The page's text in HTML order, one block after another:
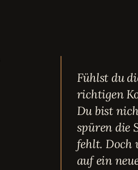
Fühlst du
richtigen
Du bist
spüren die
fehlt. Doch
auf ein